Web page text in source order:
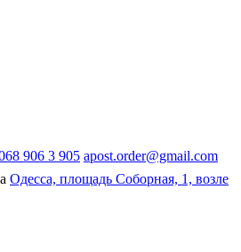
906 3 905 apost.order@gmail.com
Одесса, площадь Соборная, 1, возле